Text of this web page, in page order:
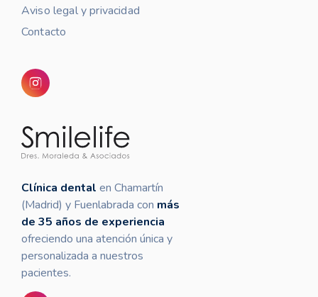
Aviso legal y privacidad
Contacto
Clínica dental en Chamartín
(Madrid) y Fuenlabrada con más
de 35 años de experiencia
ofreciendo una atención única y
personalizada a nuestros
pacientes.